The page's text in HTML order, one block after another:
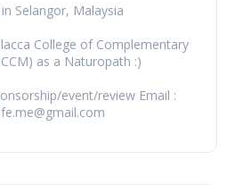
Selangor, Malaysia
College of Complementary
as a Naturopath :)
event/review Email :